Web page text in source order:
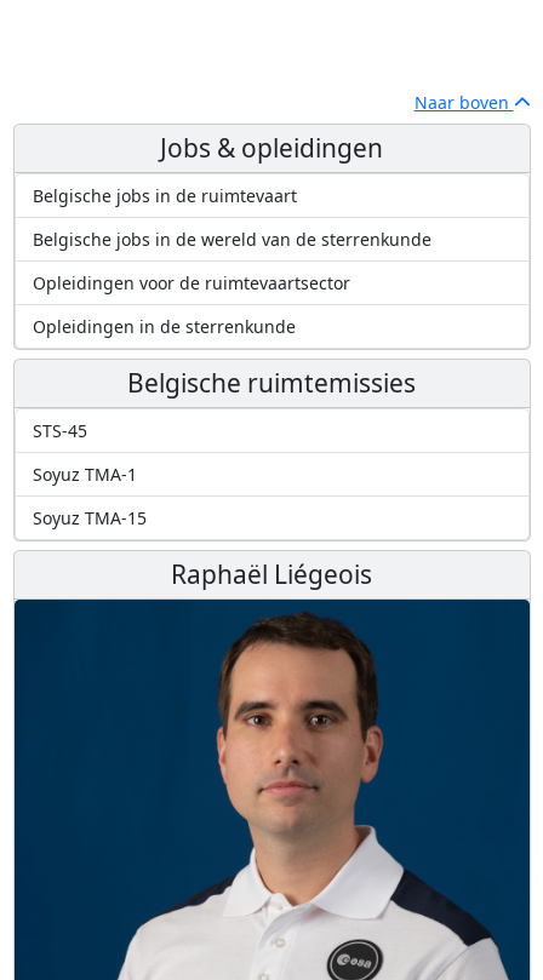
Naar boven
Jobs & opleidingen
Belgische jobs in de ruimtevaart
Belgische jobs in de wereld van de sterrenkunde
Opleidingen voor de ruimtevaartsector
Opleidingen in de sterrenkunde
Belgische ruimtemissies
STS-45
Soyuz TMA-1
Soyuz TMA-15
Raphaël Liégeois